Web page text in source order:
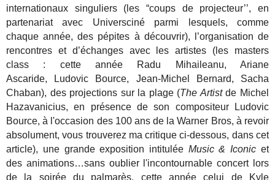
internationaux singuliers (les “coups de projecteur’’, en
partenariat avec Universciné parmi lesquels, comme
chaque année, des pépites à découvrir), l’organisation de
rencontres et d’échanges avec les artistes (les masters
class : cette année Radu Mihaileanu, Ariane
Ascaride, Ludovic Bource, Jean-Michel Bernard, Sacha
Chaban), des projections sur la plage (The Artistde Michel
Hazavanicius, en présence de son compositeur Ludovic
Bource, à l'occasion des 100 ans de la Warner Bros, à revoir
absolument, vous trouverez ma critique ci-dessous, dans cet
article), une grande exposition intitulée Music & Iconic et
des animations…sans oublier l'incontournable concert lors
de la soirée du palmarès, cette année celui de Kyle